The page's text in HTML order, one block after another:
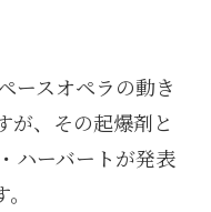
ースオペラの動き
が、その起爆剤と
ハーバートが発表